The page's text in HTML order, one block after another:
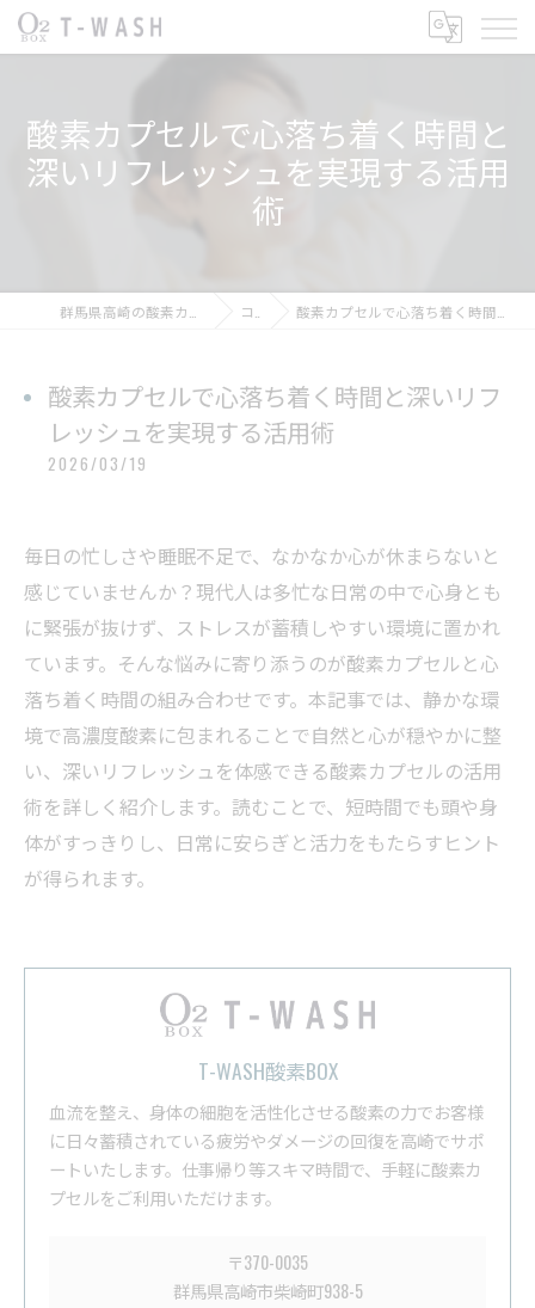
酸素カプセルで心落ち着く時間と
深いリフレッシュを実現する活用
術
コラム 酸素カプセルで心落ち着く時間と深いリフレッシュを実現する活用術
酸素カプセルで心落ち着く時間と深いリフ
レッシュを実現する活用術
2026/03/19
毎日の忙しさや睡眠不足で、なかなか心が休まらないと
感じていませんか？現代人は多忙な日常の中で心身とも
に緊張が抜けず、ストレスが蓄積しやすい環境に置かれ
ています。そんな悩みに寄り添うのが酸素カプセルと心
落ち着く時間の組み合わせです。本記事では、静かな環
境で高濃度酸素に包まれることで自然と心が穏やかに整
い、深いリフレッシュを体感できる酸素カプセルの活用
術を詳しく紹介します。読むことで、短時間でも頭や身
体がすっきりし、日常に安らぎと活力をもたらすヒント
が得られます。
T-WASH酸素BOX
血流を整え、身体の細胞を活性化させる酸素の力でお客様
に日々蓄積されている疲労やダメージの回復を高崎でサポ
ートいたします。仕事帰り等スキマ時間で、手軽に酸素カ
プセルをご利用いただけます。
〒370-0035
群馬県高崎市柴崎町938-5